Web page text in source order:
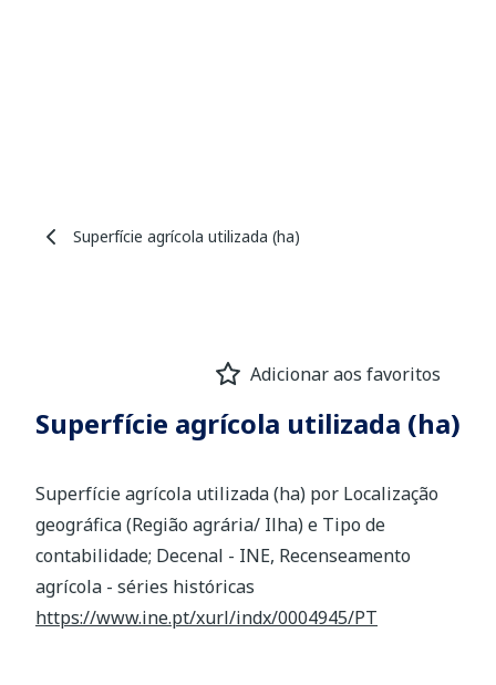
Superfície agrícola utilizada (ha)
Adicionar aos favoritos
Superfície agrícola utilizada (ha)
Superfície agrícola utilizada (ha) por Localização
geográfica (Região agrária/ Ilha) e Tipo de
contabilidade; Decenal - INE, Recenseamento
agrícola - séries históricas
https://www.ine.pt/xurl/indx/0004945/PT